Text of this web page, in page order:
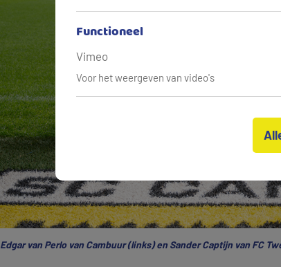
Edgar van Perlo van Cambuur (links) en Sander Captijn van FC
Functioneel
Vimeo
Voor het weergeven van video's